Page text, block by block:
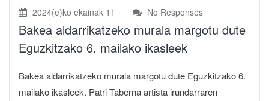
2024(e)ko ekainak 11 No Responses
Bakea aldarrikatzeko murala margotu dute
Eguzkitzako 6. mailako ikasleek
Bakea aldarrikatzeko murala margotu dute Eguzkitzako 6.
mailako ikasleek. Patri Taberna artista irundarraren